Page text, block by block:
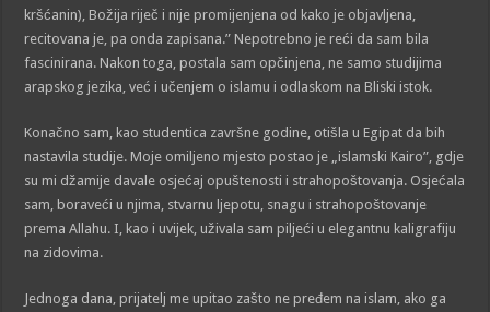
kršćanin), Božija riječ i nije promijenjena od kako je objavljena,
recitovana je, pa onda zapisana.” Nepotrebno je reći da sam bila
fascinirana. Nakon toga, postala sam opčinjena, ne samo studijima
arapskog jezika, već i učenjem o islamu i odlaskom na Bliski istok.
Konačno sam, kao studentica završne godine, otišla u Egipat da bih
nastavila studije. Moje omiljeno mjesto postao je „islamski Kairo”, gdje
su mi džamije davale osjećaj opuštenosti i strahopoštovanja. Osjećala
sam, boraveći u njima, stvarnu ljepotu, snagu i strahopoštovanje
prema Allahu. I, kao i uvijek, uživala sam piljeći u elegantnu kaligrafiju
na zidovima.
Jednoga dana, prijatelj me upitao zašto ne pređem na islam, ako ga